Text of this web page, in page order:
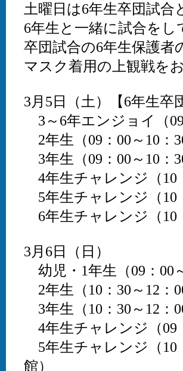
土曜日は6年生卒団試合
6年生と一緒に試合を
卒団試合の6年生保護者
マスク着用の上観戦を
3月5日（土）【6年生卒
3～6年エンジョイ（
2年生（09：00～10
3年生（09：00～10
4年生チャレンジ（10
5年生チャレンジ（10
6年生チャレンジ（10
3月6日（日）
幼児・1年生（09：00
2年生（10：30～12
3年生（10：30～12
4年生チャレンジ（09
5年生チャレンジ（10
館）